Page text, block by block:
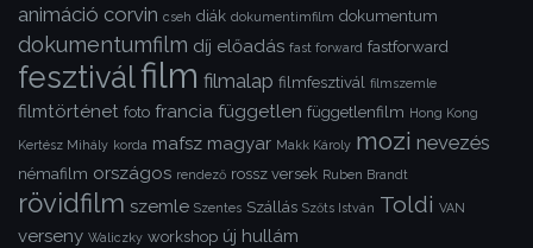
animáció corvin cseh diák dokumentimfilm dokumentum
dokumentumfilm díj előadás fast forward fastforward
fesztiválfilm filmalap filmfesztivál filmszemle
filmtörténet foto francia független függetlenfilm Hong Kong
Kertész Mihály korda mafsz magyar Makk Károly mozi nevezés
némafilm országos rendező rossz versek Ruben Brandt
rövidfilm szemle Szentes Szállás Szőts István Toldi VAN
verseny Waliczky workshop új hullám